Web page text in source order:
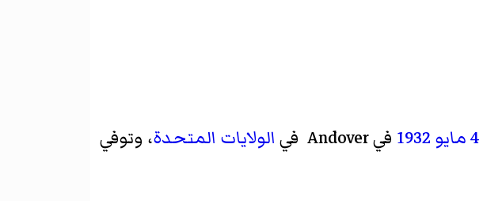
4 مايو 1932 في Andover في الولايات المتحدة، وتوفي